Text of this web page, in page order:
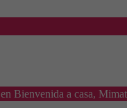
en Bienvenida a casa,